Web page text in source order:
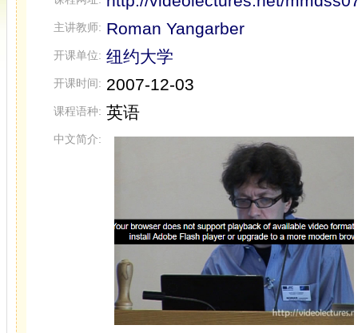
主讲教师: Roman Yangarber
开课单位: 纽约大学
开课时间: 2007-12-03
课程语种: 英语
中文简介: